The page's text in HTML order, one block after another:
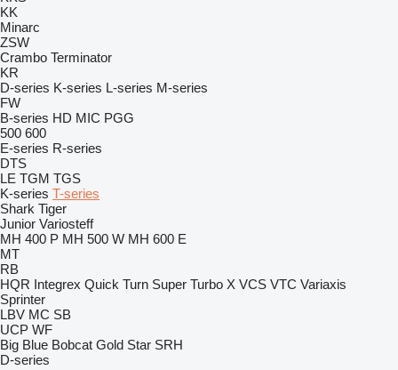
KK
Minarc
ZSW
Crambo Terminator
KR
D-series K-series L-series M-series
FW
B-series HD MIC PGG
500 600
E-series R-series
DTS
LE TGM TGS
K-series T-series
Shark Tiger
Junior Variosteff
MH 400 P MH 500 W MH 600 E
MT
RB
HQR Integrex Quick Turn Super Turbo X VCS VTC Variaxis
Sprinter
LBV MC SB
UCP WF
Big Blue Bobcat Gold Star SRH
D-series